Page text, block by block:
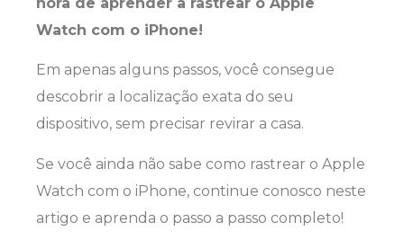
Watch com o iPhone!
Em apenas alguns passos, você consegue
descobrir a localização exata do seu
dispositivo, sem precisar revirar a casa.
Se você ainda não sabe como rastrear o Apple
Watch com o iPhone, continue conosco neste
artigo e aprenda o passo a passo completo!